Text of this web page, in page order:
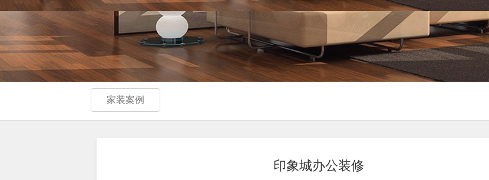
家装案例
印象城办公装修